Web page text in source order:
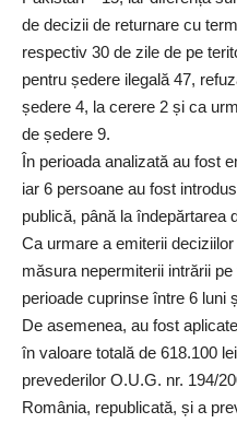
de decizii de returnare cu
respectiv 30 de zile de pe
pentru ședere ilegală 47,
ședere 4, la cerere 2 și ca
de ședere 9.
În perioada analizată au fost
iar 6 persoane au fost
publică, până la îndepărtarea
Ca urmare a emiterii
măsura nepermiterii intrării
perioade cuprinse între 6 luni
De asemenea, au fost
în valoare totală de 618.100
prevederilor O.U.G. nr. 194/
România, republicată, și a